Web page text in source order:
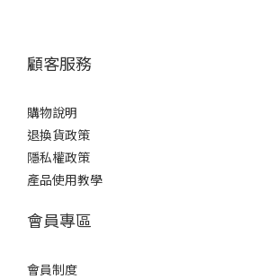
顧客服務
購物說明
退換貨政策
隱私權政策
產品使用教學
會員專區
會員制度